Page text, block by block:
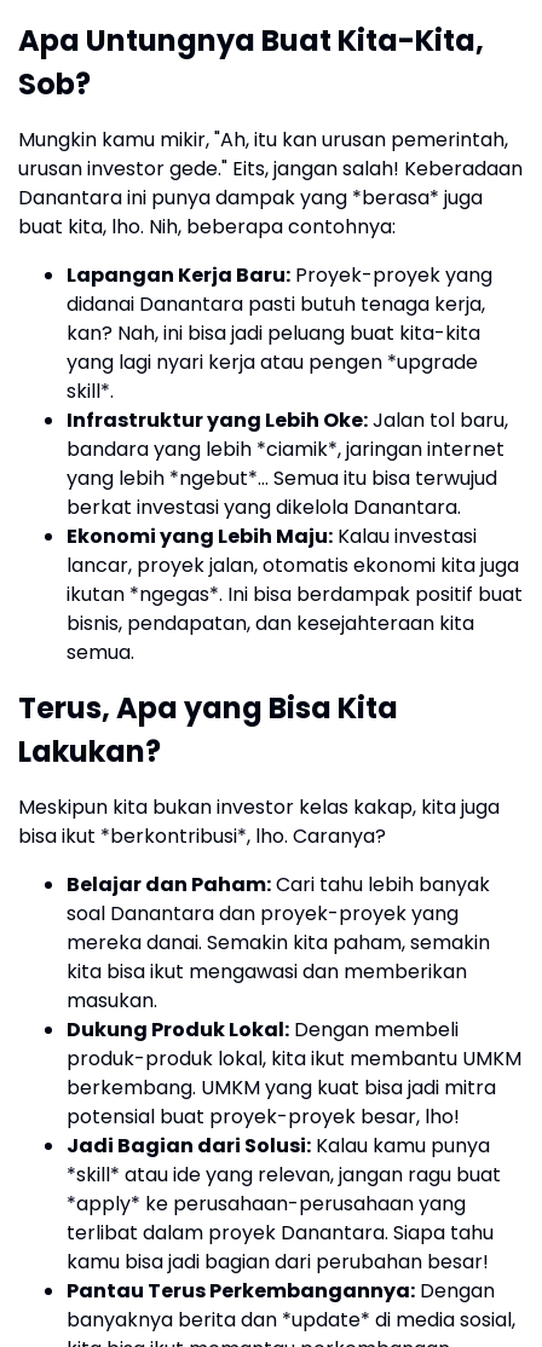
Apa Untungnya Buat Kita-Kita,
Sob?
Mungkin kamu mikir, "Ah, itu kan urusan pemerintah,
urusan investor gede." Eits, jangan salah! Keberadaan
Danantara ini punya dampak yang *berasa* juga
buat kita, lho. Nih, beberapa contohnya:
Lapangan Kerja Baru: Proyek-proyek yang
didanai Danantara pasti butuh tenaga kerja,
kan? Nah, ini bisa jadi peluang buat kita-kita
yang lagi nyari kerja atau pengen *upgrade
skill*.
Infrastruktur yang Lebih Oke:Jalan tol baru,
bandara yang lebih *ciamik*, jaringan internet
yang lebih *ngebut*... Semua itu bisa terwujud
berkat investasi yang dikelola Danantara.
Ekonomi yang Lebih Maju: Kalau investasi
lancar, proyek jalan, otomatis ekonomi kita juga
ikutan *ngegas*. Ini bisa berdampak positif buat
bisnis, pendapatan, dan kesejahteraan kita
semua.
Terus, Apa yang Bisa Kita
Lakukan?
Meskipun kita bukan investor kelas kakap, kita juga
bisa ikut *berkontribusi*, lho. Caranya?
Belajar dan Paham:Cari tahu lebih banyak
soal Danantara dan proyek-proyek yang
mereka danai. Semakin kita paham, semakin
kita bisa ikut mengawasi dan memberikan
masukan.
Dukung Produk Lokal: Dengan membeli
produk-produk lokal, kita ikut membantu UMKM
berkembang. UMKM yang kuat bisa jadi mitra
potensial buat proyek-proyek besar, lho!
Jadi Bagian dari Solusi: Kalau kamu punya
*skill* atau ide yang relevan, jangan ragu buat
*apply* ke perusahaan-perusahaan yang
terlibat dalam proyek Danantara. Siapa tahu
kamu bisa jadi bagian dari perubahan besar!
Pantau Terus Perkembangannya: Dengan
banyaknya berita dan *update* di media sosial,